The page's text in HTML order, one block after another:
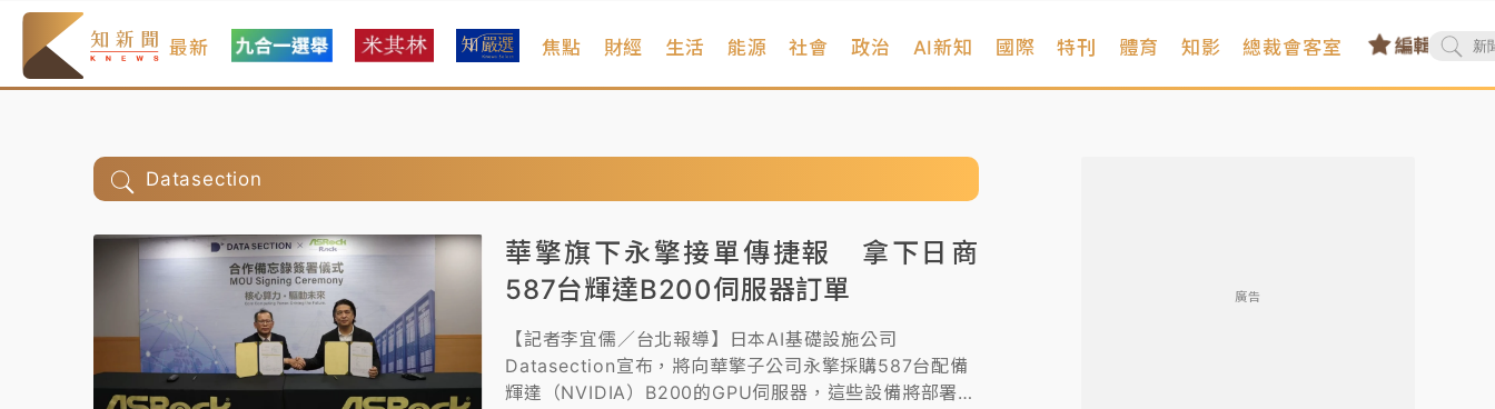
最新 焦點 財經 生活 能源 社會 政治 AI新知 國際 特刊 體育 知影 總裁會客室
Datasection
華擎旗下永擎接單傳捷報 拿下日商
587台輝達B200伺服器訂單
【記者李宜儒／台北報導】日本AI基礎設施公司
Datasection宣布，將向華擎子公司永擎採購587台配備
輝達（NVIDIA）B200的GPU伺服器，這些設備將部署在
廣告